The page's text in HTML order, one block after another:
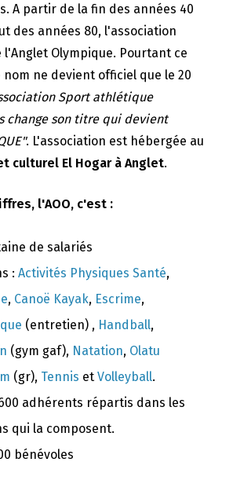
A partir de la fin des années 40
des années 80, l'association
l'Anglet Olympique. Pourtant ce
ne devient officiel que le 20
Sport athlétique
change son titre qui devient
. L'association est hébergée au
culturel El Hogar à Anglet.
l'AOO, c'est :
de salariés
: Activités Physiques Santé,
, Canoë Kayak, Escrime,
(entretien) , Handball,
(gym gaf), Natation, Olatu
(gr), Tennis et Volleyball.
adhérents répartis dans les
qui la composent.
bénévoles